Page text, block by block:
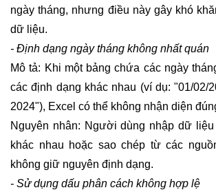
ngày tháng, nhưng điều này gây khó
dữ liệu.
- Định dạng ngày tháng không nhất quán
Mô tả: Khi một bảng chứa các ngày
các định dạng khác nhau (ví dụ: "01/02/
2024"), Excel có thể không nhận diện
Nguyên nhân: Người dùng nhập dữ
khác nhau hoặc sao chép từ các
không giữ nguyên định dạng.
- Sử dụng dấu phân cách không hợp lệ